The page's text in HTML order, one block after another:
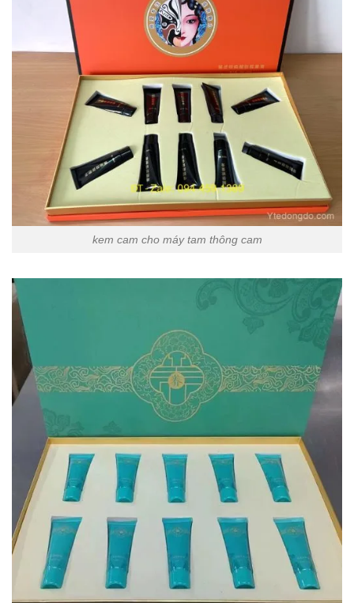
kem cam cho máy tam thông cam